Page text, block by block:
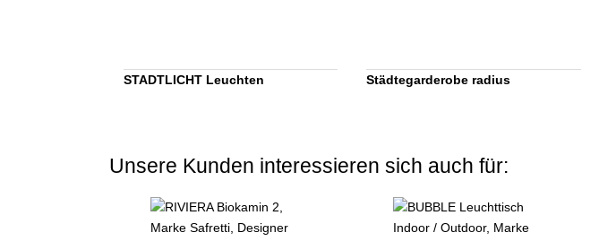
STADTLICHT Leuchten Städtegarderobe radius
Unsere Kunden interessieren sich auch für: